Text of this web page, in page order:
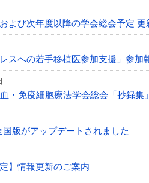
よび次年度以降の学会総会予定 更
レスへの若手移植医参加支援」参
・免疫細胞療法学会総会「抄録集
国版がアップデートされました
】情報更新のご案内